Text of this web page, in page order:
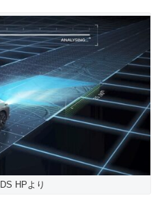
HPより